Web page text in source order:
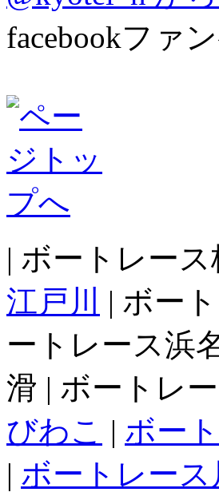
facebookファ
| ボートレース
江戸川
| ボー
ートレース浜
滑 | ボートレ
びわこ | ボー
| ボートレース